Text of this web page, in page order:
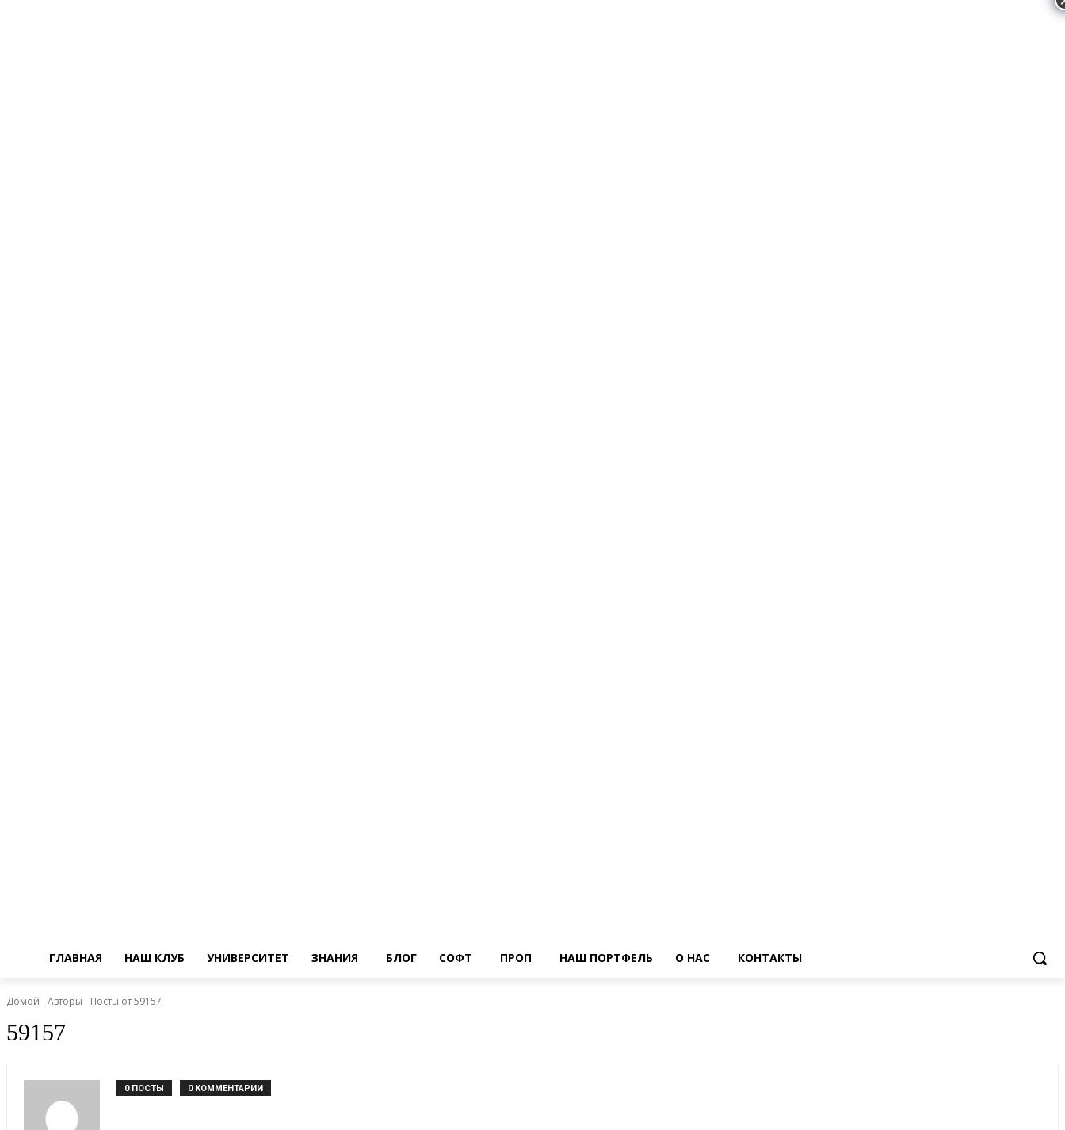
ГЛАВНАЯ НАШ КЛУБ УНИВЕРСИТЕТ ЗНАНИЯ БЛОГ СОФТ ПРОП НАШ ПОРТФЕЛЬ О НАС КОНТАКТЫ
Домой Авторы Посты от 59157
59157
0 ПОСТЫ 0 КОММЕНТАРИИ